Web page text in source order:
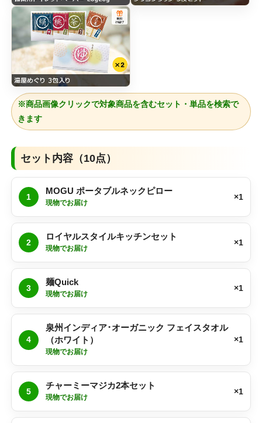
※商品画像クリックで対象商品を含むセット・単品を検索で
きます
セット内容（10点）
1
MOGU ポータブルネックピロー
現物でお届け
×1
2
ロイヤルスタイルキッチンセット
現物でお届け
×1
3
麺Quick
現物でお届け
×1
4
泉州インディア･オーガニック フェイスタオル
（ホワイト）
現物でお届け
×1
5
チャーミーマジカ2本セット
現物でお届け
×1